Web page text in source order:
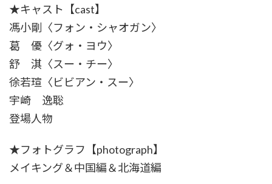
★キャスト【cast】
馮小剛〈フォン・シャオガン〉
葛 優〈グォ・ヨウ〉
舒 淇〈スー・チー〉
徐若瑄〈ビビアン・スー〉
宇崎 逸聡
登場人物
★フォトグラフ【photograph】
メイキング＆中国編＆北海道編